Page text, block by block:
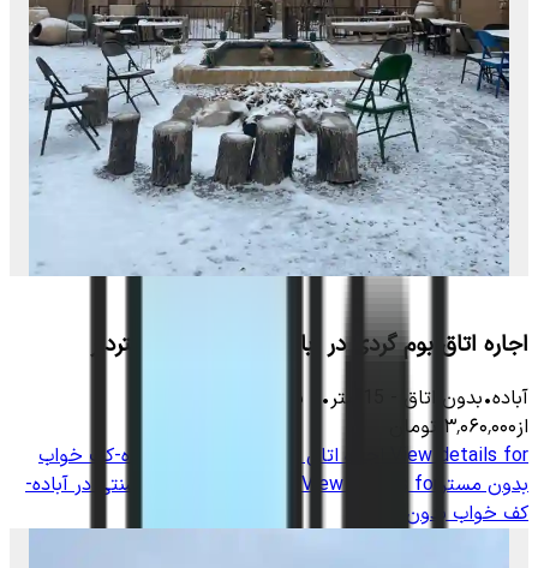
اجاره اتاق بوم گردی در آباده _ چهارتخته مستردار
آباده•بدون اتاق متر•
نفر
از۳٬۰۶۰٬۰۰۰ تومان
View details for
اجاره اتاق بومگردی سنتی در آباده-کف خواب
بدون مستر View details for
اجاره اتاق بومگردی سنتی در آباده-
کف خواب بدون مستر